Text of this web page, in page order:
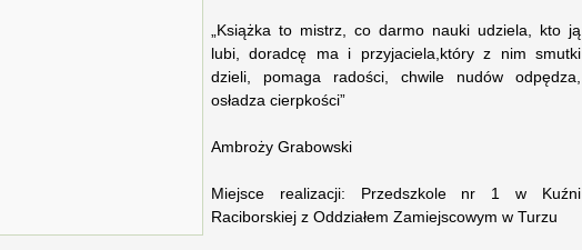
„Książka to mistrz, co darmo nauki udziela, kto ją
lubi, doradcę ma i przyjaciela,który z nim smutki
dzieli, pomaga radości, chwile nudów odpędza,
osładza cierpkości”
Ambroży Grabowski
Miejsce realizacji: Przedszkole nr 1 w Kuźni
Raciborskiej z Oddziałem Zamiejscowym w Turzu